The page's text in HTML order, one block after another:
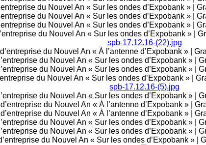
spb-17.12.16-(22).jpg
spb-17.12.16-(5).jpg